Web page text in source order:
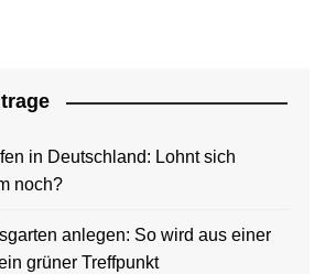
in Deutschland: Lohnt sich
noch?
anlegen: So wird aus einer
grüner Treffpunkt